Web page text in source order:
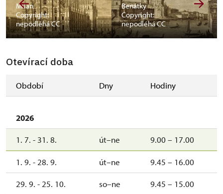
Milán
Copyright:
nepodléhá CC
Benátky
Copyright:
nepodléhá CC
Otevírací doba
Období Dny Hodiny
2026
1. 7. - 31. 8. út–ne 9.00 – 17.00
1. 9. - 28. 9. út–ne 9.45 – 16.00
29. 9. - 25. 10. so–ne 9.45 – 15.00